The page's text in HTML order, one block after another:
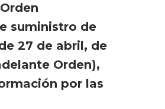
suministro de
27 de abril, de
Orden),
por las